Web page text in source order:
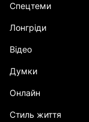
Спецтеми
Лонгріди
Відео
Думки
Онлайн
Стиль життя